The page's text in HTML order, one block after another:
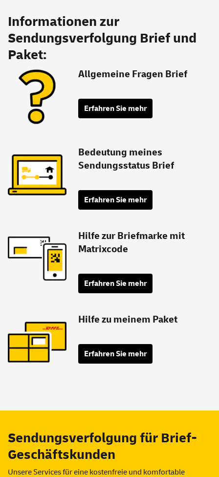
Informationen zur
Sendungsverfolgung Brief und
Paket:
Allgemeine Fragen Brief
Erfahren Sie mehr
Bedeutung meines
Sendungsstatus Brief
Erfahren Sie mehr
Hilfe zur Briefmarke mit
Matrixcode
Erfahren Sie mehr
Hilfe zu meinem Paket
Erfahren Sie mehr
Sendungsverfolgung für Brief-
Geschäftskunden
Unsere Services für eine kostenfreie und komfortable